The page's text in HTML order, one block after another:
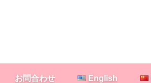
お問合わせ English